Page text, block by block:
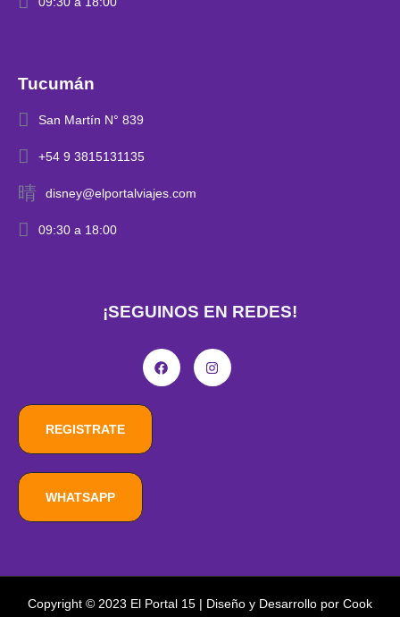
Tucumán
San Martín N° 839
+54 9 3815131135
disney@elportalviajes.com
09:30 a 18:00
¡SEGUINOS EN REDES!
REGISTRATE
WHATSAPP
Copyright © 2023 El Portal 15 | Diseño y Desarrollo por Cook